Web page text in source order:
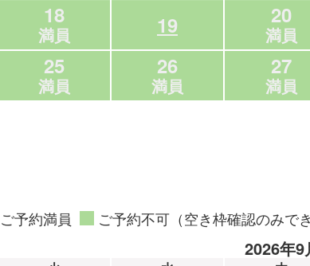
18
満員 19 20
満員
25
満員
26
満員
27
満員
ご予約満員 ご予約不可（空き枠確認のみで
2026年9